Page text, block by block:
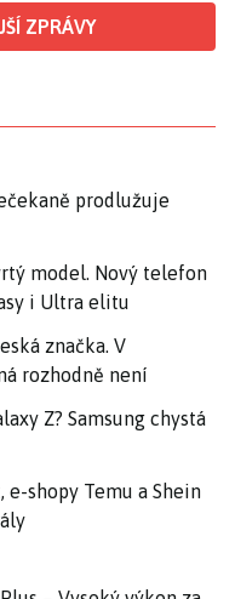
ZPRÁVY
prodlužuje
model. Nový telefon
i Ultra elitu
značka. V
rozhodně není
Z? Samsung chystá
e-shopy Temu a Shein